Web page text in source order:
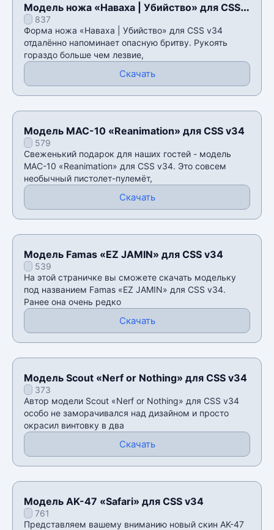
Модель ножа «Наваха | Убийство» для CSS
v34837
Форма ножа «Наваха | Убийство» для CSS v34
отдалённо напоминает опасную бритву. Рукоять
гораздо больше чем лезвие,
Скачать
Модель MAC-10 «Reanimation» для CSS v34
579
Свеженький подарок для наших гостей - модель
MAC-10 «Reanimation» для CSS v34. Это совсем
необычный пистолет-пулемёт,
Скачать
Модель Famas «EZ JAMIN» для CSS v34
539
На этой страничке вы сможете скачать модельку
под названием Famas «EZ JAMIN» для CSS v34.
Ранее она очень редко
Скачать
Модель Scout «Nerf or Nothing» для CSS v34
373
Автор модели Scout «Nerf or Nothing» для CSS v34
особо не заморачивался над дизайном и просто
окрасил винтовку в два
Скачать
Модель AK-47 «Safari» для CSS v34
761
Представляем вашему вниманию новый скин AK-47